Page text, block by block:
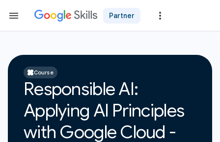
Partner
Course
Responsible AI:
Applying AI Principles
with Google Cloud -